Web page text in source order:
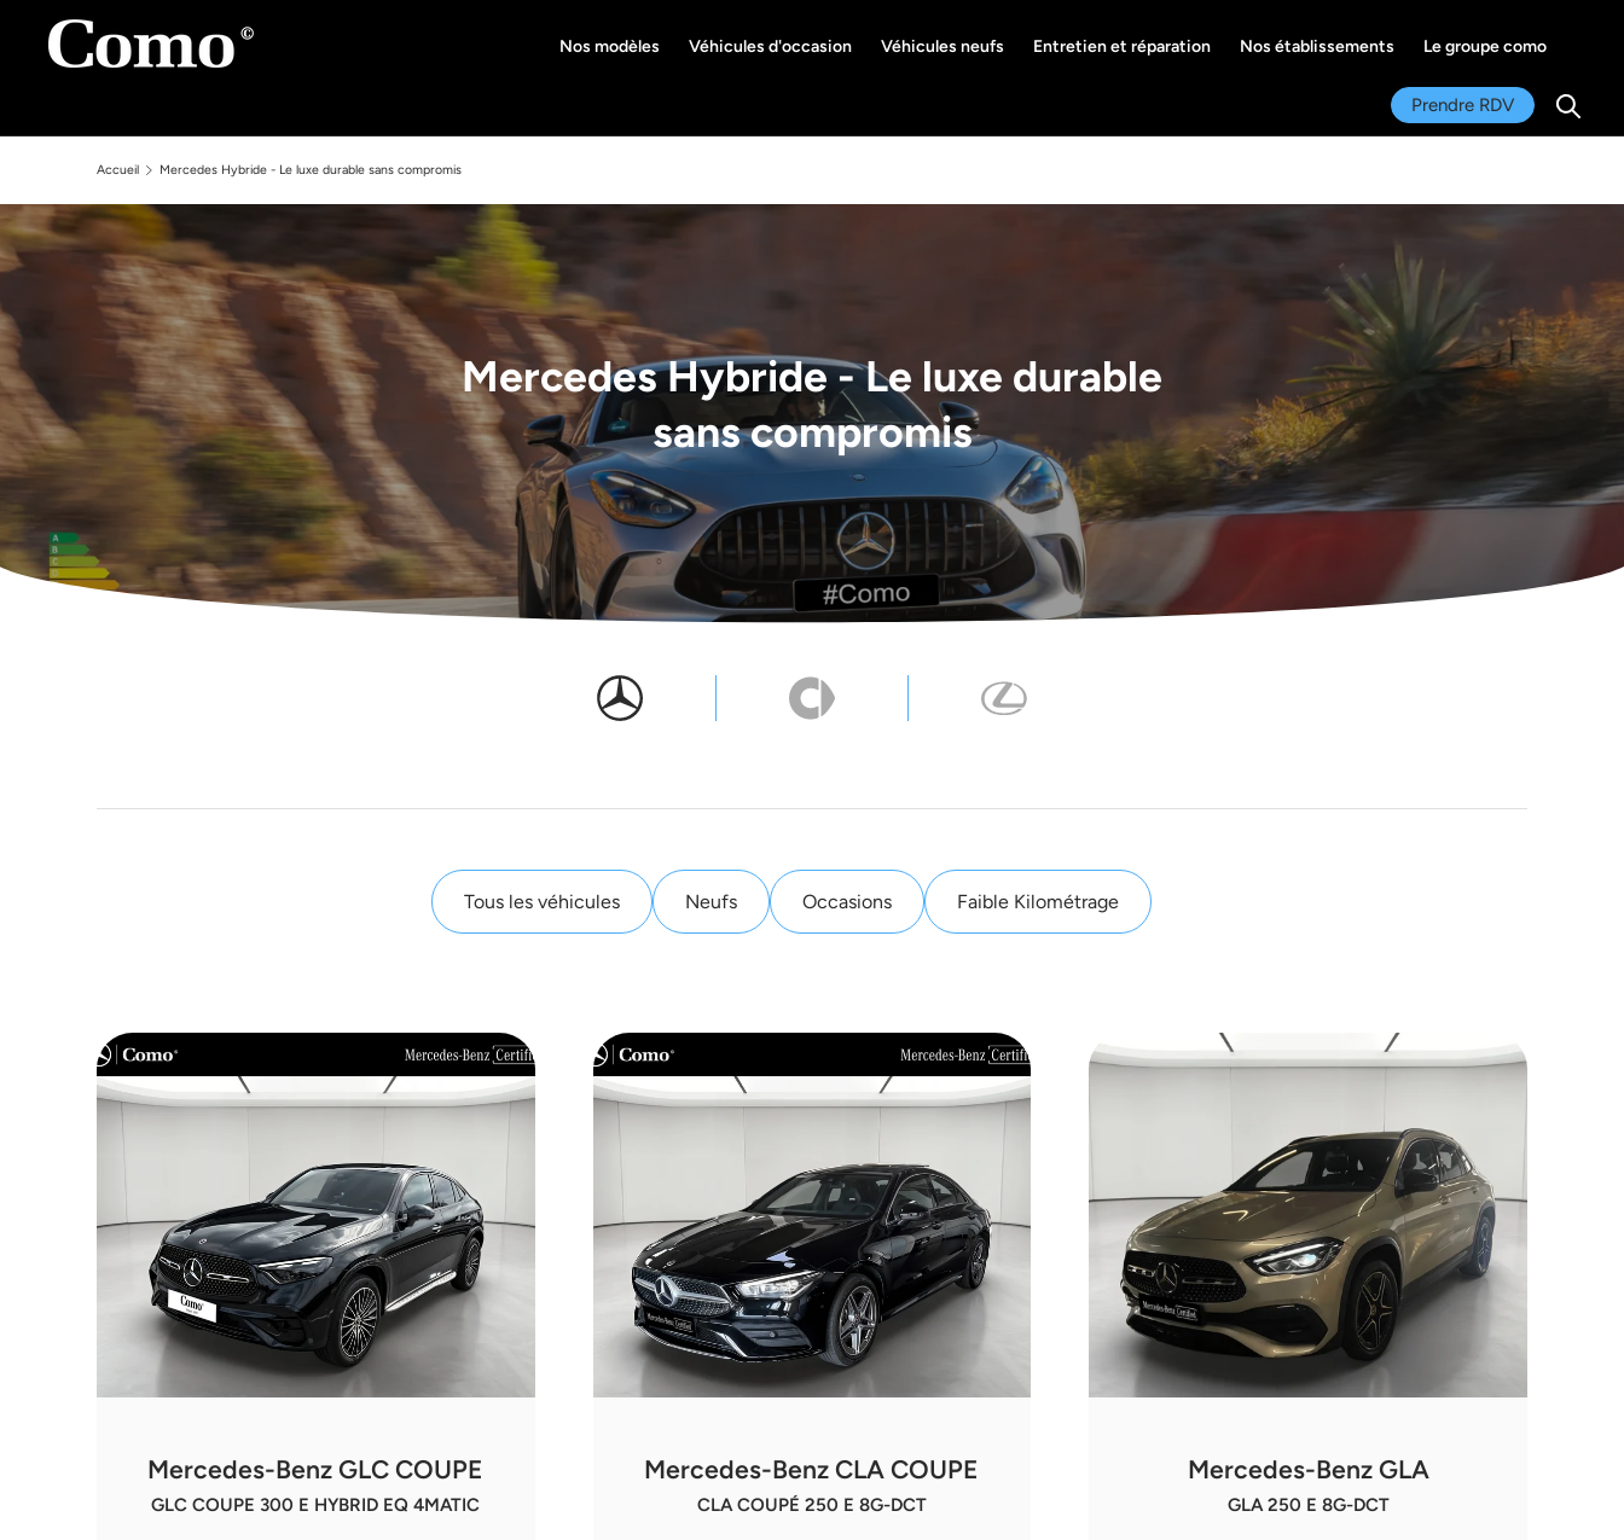
Aller au contenu
Prendre RDV
Nos modèles Véhicules d'occasion Véhicules neufs Entretien et réparation Nos établissements
Le groupe como
Accueil Mercedes Hybride - Le luxe durable sans compromis
Mercedes Hybride - Le luxe durable
sans compromis
Tous les véhicules Neufs Occasions Faible Kilométrage
Mercedes-Benz GLC COUPE
GLC COUPE 300 E HYBRID EQ 4MATIC
Mercedes-Benz CLA COUPE
CLA COUPÉ 250 E 8G-DCT
Mercedes-Benz GLA
GLA 250 E 8G-DCT